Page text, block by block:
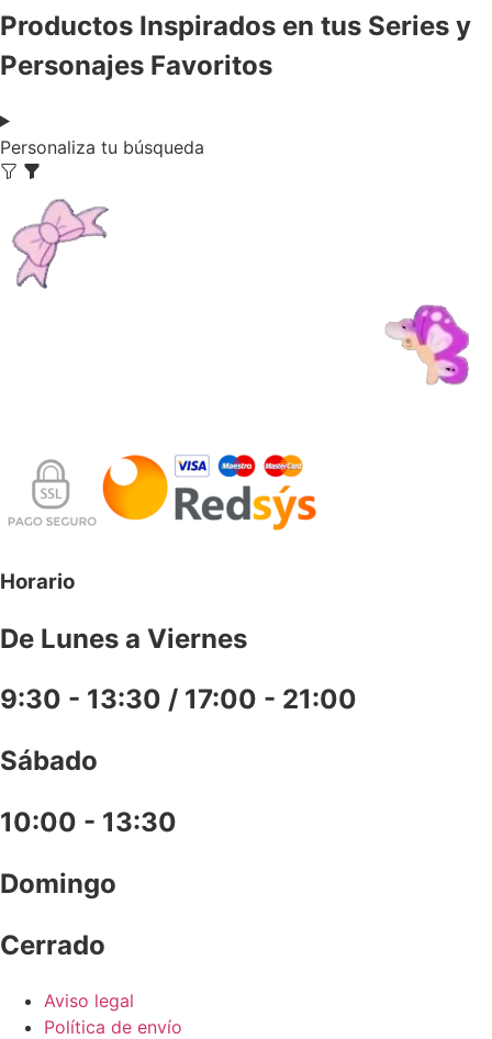
Productos Inspirados en tus Series y
Personajes Favoritos
Personaliza tu búsqueda
Horario
De Lunes a Viernes
9:30 - 13:30 / 17:00 - 21:00
Sábado
10:00 - 13:30
Domingo
Cerrado
Aviso legal
Política de envío